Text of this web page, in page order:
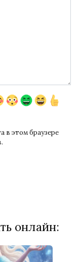
в этом браузере
онлайн: